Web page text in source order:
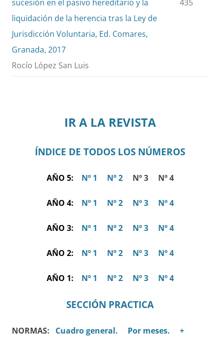
sucesión en el pasivo hereditario y la
liquidación de la herencia tras la Ley de
Jurisdicción Voluntaria, Ed. Comares,
Granada, 2017
Rocío López San Luis
435
IR A LA REVISTA
ÍNDICE DE TODOS LOS NÚMEROS
AÑO 5: Nº 1 Nº 2Nº 3 Nº 4
AÑO 4: Nº 1 Nº 2 Nº 3 Nº 4
AÑO 3: Nº 1 Nº 2 Nº 3 Nº 4
AÑO 2: Nº 1 Nº 2 Nº 3 Nº 4
AÑO 1: Nº 1 Nº 2 Nº 3 Nº 4
SECCIÓN PRACTICA
NORMAS: Cuadro general. Por meses.
+